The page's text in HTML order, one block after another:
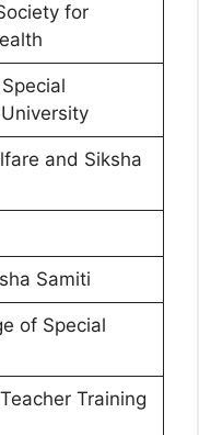
for
and Siksha
Samiti
of Special
Training